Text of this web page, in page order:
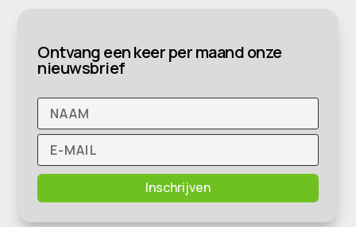
Ontvang een keer per maand onze
nieuwsbrief
Inschrijven